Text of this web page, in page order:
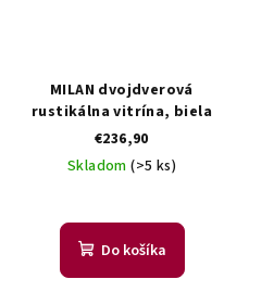
MILAN dvojdverová
rustikálna vitrína, biela
€236,90
Skladom(>5 ks)
Do košíka